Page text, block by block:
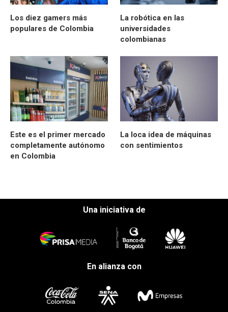
Los diez gamers más
populares de Colombia
La robótica en las
universidades
colombianas
Este es el primer mercado
completamente autónomo
en Colombia
La loca idea de máquinas
con sentimientos
Una iniciativa de
En alianza con